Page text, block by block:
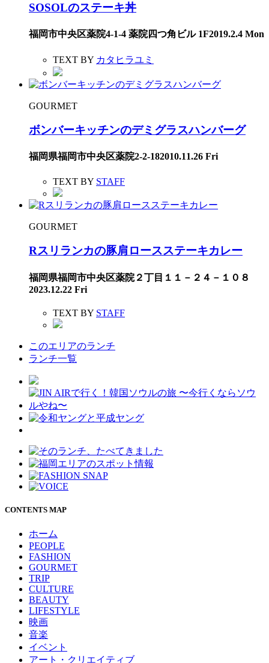
SOSOLのステーキ丼
福岡市中央区薬院4-1-4 薬院四つ角ビル 1F2019.2.4 Mon
TEXT BY カタヒラユミ
GOURMET
ボンバーキッチンのデミグラスハンバーグ
福岡県福岡市中央区薬院2-2-182010.11.26 Fri
TEXT BY STAFF
GOURMET
Rスリランカの豚肩ロースステーキカレー
福岡県福岡市中央区薬院２丁目１１－２４－１０８
2023.12.22 Fri
TEXT BY STAFF
このエリアのランチ
ランチ一覧
CONTENTS MAP
ホーム
PEOPLE
FASHION
GOURMET
TRIP
CULTURE
BEAUTY
LIFESTYLE
映画
音楽
イベント
アート・クリエイティブ